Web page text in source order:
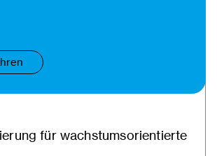
für wachstumsorientierte